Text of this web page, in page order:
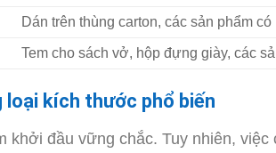
Dán trên thùng carton, các sản phẩm
Tem cho sách vở, hộp đựng giày, các
kích thước phổ biến
khởi đầu vững chắc. Tuy nhiên,